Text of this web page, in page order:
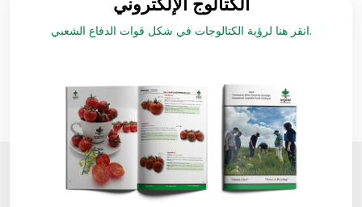
انقر هنا لرؤية الكتالوجات في شكل قوات الدفاع الشعبي.